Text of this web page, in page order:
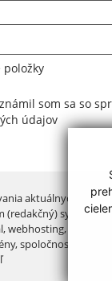
položky
som sa so
údajov
aktuálnych
(redakčný) systém
,webhosting,
,spoločnosť